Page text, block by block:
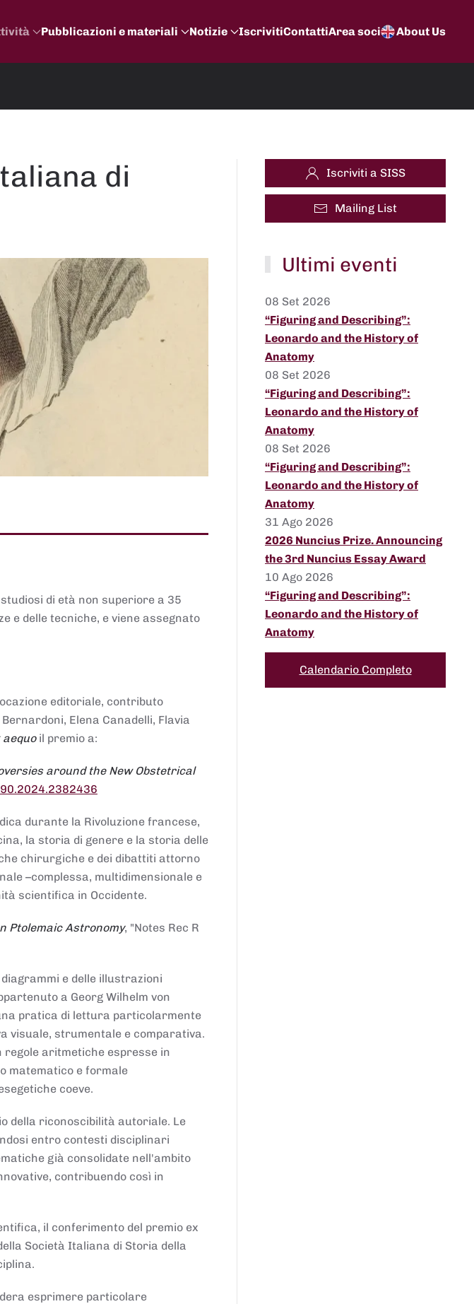
Pubblicazioni e materiali Notizie IscrivitiContattiArea soci About Us
di
di età non superiore a 35
e delle tecniche, e viene assegnato
editoriale, contributo
Elena Canadelli, Flavia
aequoil premio a:
around the New Obstetrical
durante la Rivoluzione francese,
la storia di genere e la storia delle
chirurgiche e dei dibattiti attorno
–complessa, multidimensionale e
scientifica in Occidente.
Ptolemaic Astronomy, "Notes Rec R
e delle illustrazioni
a Georg Wilhelm von
pratica di lettura particolarmente
visuale, strumentale e comparativa.
aritmetiche espresse in
matematico e formale
coeve.
della riconoscibilità autoriale. Le
entro contesti disciplinari
già consolidate nell'ambito
contribuendo così in
il conferimento del premio ex
Società Italiana di Storia della
esprimere particolare
Iscriviti a SISS
Mailing List
Ultimi eventi
08 Set 2026
“Figuring and Describing”:
Leonardo and the History of
Anatomy
08 Set 2026
“Figuring and Describing”:
Leonardo and the History of
Anatomy
08 Set 2026
“Figuring and Describing”:
Leonardo and the History of
Anatomy
31 Ago 2026
2026 Nuncius Prize. Announcing
the 3rd Nuncius Essay Award
10 Ago 2026
“Figuring and Describing”:
Leonardo and the History of
Anatomy
Calendario Completo